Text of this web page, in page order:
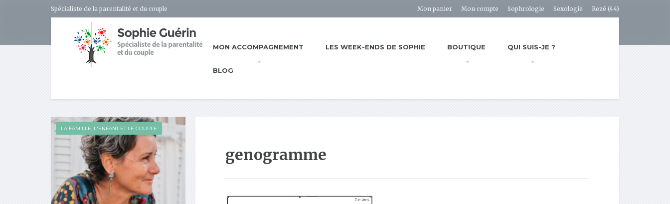
Spécialiste de la parentalité et du couple Mon panier Mon compte Sophrologie Sexologie Rezé (44)
MON ACCOMPAGNEMENT LES WEEK-ENDS DE SOPHIE BOUTIQUE QUI SUIS-JE ?
BLOG
genogramme
LA FAMILLE, L'ENFANT ET LE COUPLE